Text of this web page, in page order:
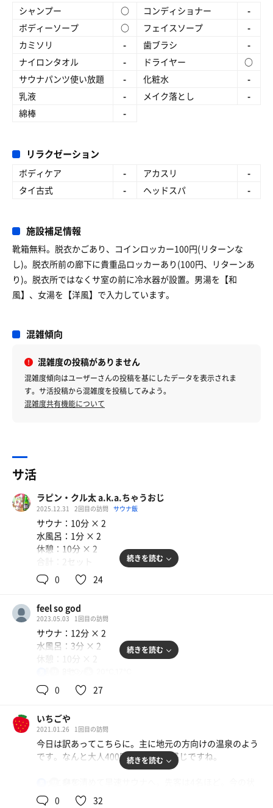
シャンプー ○ コンディショナー
-
ボディーソープ
○ フェイスソープ
-
カミソリ
- 歯ブラシ
-
ナイロンタオル
- ドライヤー
○
サウナパンツ使い放題
- 化粧水
-
乳液
- メイク落とし
-
綿棒
-
リラクゼーション
ボディケア - アカスリ
-
タイ古式
- ヘッドスパ -
施設補足情報
靴箱無料。脱衣かごあり、コインロッカー100円(リターンな
し)。脱衣所前の廊下に貴重品ロッカーあり(100円、リターンあ
り)。脱衣所ではなくサ室の前に冷水器が設置。男湯を【和
風】、女湯を【洋風】で入力しています。
混雑傾向
混雑度の投稿がありません
混雑度傾向はユーザーさんの投稿を基にしたデータを表示されま
す。サ活投稿から混雑度を投稿してみよう。
混雑度共有機能について
サ活
ラピン・クル太 a.k.a.ちゃうおじ
2025.12.31 2回目の訪問 サウナ飯
サウナ：10分 × 2
水風呂：1分 × 2
休憩：10分 × 2
合計：2セット
一言：
昨日は車のことでちょっとあんまりな出来事があり、出る
気力が湧かず帰宅。車の色々なことは来年に持ち越しだ
な。
てまだ一度もランニングしていない。実際色んなところに
でランニングを敢行……するには強風と寒気が著しく。と
なればもうここくらいしかない。
サ活の記録的には3年振り？多分書いてないだけで来ては
いると思うけど、それでも久し振りだ。とはいえ、この近
うか、もっと来てると思ったのに、サ活を書くのは今回で
23回目（非公開あるので表示は違うと思う）か……おとぎ
続きを読む
0 24
feel so god
2023.05.03 1回目の訪問
サウナ：12分 × 2
水風呂：3分 × 2
休憩：10分 × 2
一言：ゴールデンウィークで大きい施設は人多いだろうな
ウン年前にも訪問歴あり。前も安かった気がするが今のご
時世で400円は間違いなく安い。
円)。使わなくても入浴出来ます。
続きを読む
0 27
いちごや
2021.01.26 1回目の訪問
今日は訳あってこちらに。主に地元の方向けの温泉のよう
です。なんと大人400円…銭湯って感じですね。
況だと定員6名って感じかな…詰めれば10名は入りそうで
続きを読む
0 32